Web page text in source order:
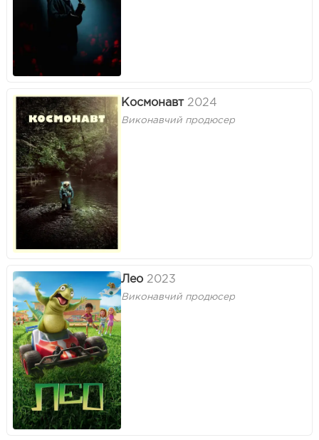
Космонавт 2024
Виконавчий продюсер
Лео 2023
Виконавчий продюсер